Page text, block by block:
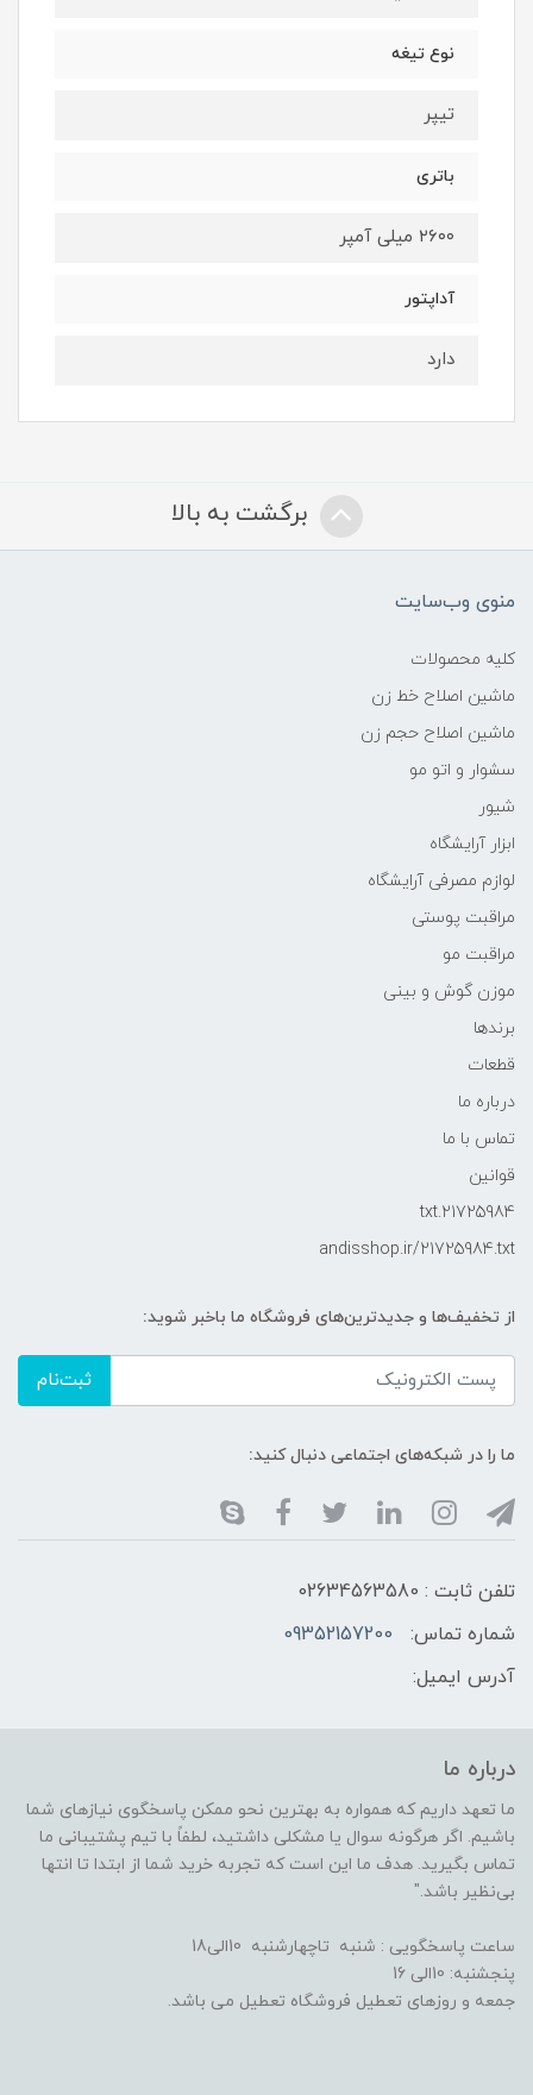
نوع تیغه
تیپر
باتری
۲۶۰۰ میلی آمپر
آداپتور
دارد
برگشت به بالا
منوی وب‌سایت
کلیه محصولات
ماشین اصلاح خط زن
ماشین اصلاح حجم زن
سشوار و اتو مو
شیور
ابزار آرایشگاه
لوازم مصرفی آرایشگاه
مراقبت پوستی
مراقبت مو
موزن گوش و بینی
برندها
قطعات
درباره ما
تماس با ما
قوانین
21725984.txt
andisshop.ir/21725984.txt
از تخفیف‌ها و جدیدترین‌های فروشگاه ما باخبر شوید:
ثبت‌نام
ما را در شبکه‌های اجتماعی دنبال کنید:
تلفن ثابت : 02634563580
شماره تماس:
09352157200
آدرس ایمیل:
درباره ما
ما تعهد داریم که همواره به بهترین نحو ممکن پاسخگوی نیازهای شما
باشیم. اگر هرگونه سوال یا مشکلی داشتید، لطفاً با تیم پشتیبانی ما
تماس بگیرید. هدف ما این است که تجربه خرید شما از ابتدا تا انتها
بی‌نظیر باشد."
ساعت پاسخگویی : شنبه تاچهارشنبه 10الی18
پنجشنبه: 10الی 16
جمعه و روزهای تعطیل فروشگاه تعطیل می باشد.